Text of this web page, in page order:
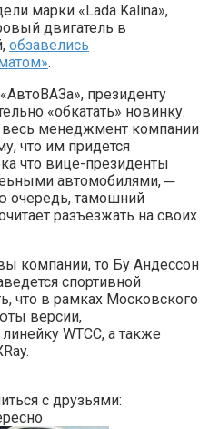
марки «Lada Kalina»,
двигатель в
обзавелись
.
президенту
«обкатать» новинку.
весь менеджмент компании
что им придется
что вице-президенты
автомобилями, ─
очередь, тамошний
разъезжать на своих
компании, то Бу Андессон
спортивной
что в рамках Московского
версии,
WTCC, а также
с друзьями: